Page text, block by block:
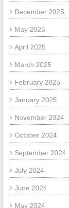
December 2025
May 2025
April 2025
March 2025
February 2025
January 2025
November 2024
October 2024
September 2024
July 2024
June 2024
May 2024